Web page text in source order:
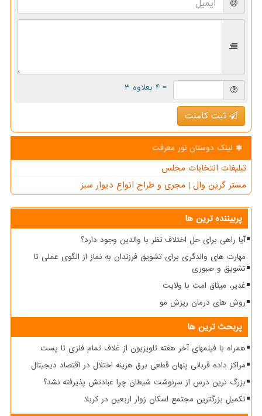
= ۴ بعلاوه ۳
ثبت کامنت
لینک دوستان نور معرفت
تبلیغات انتخابات مجلس
مستر گرین وال | مجری و طراح انواع دیوار سبز
پربیننده ترین ها
آیا راهی برای حل اختلاف نظر با والدین وجود دارد؟
مهارت های والدگری برای تشویق فرزندان به نماز از الگوی عملی تا
تشویق و صبوری
غدیر، میثاق امت با ولایت
روش های درمان ریزش مو
پربحث ترین ها
همراه با فیلمهای آخر هفته تلویزیون از غلاف تمام فلزی تا پست
مراکز داده قربانی پنهان قطعی برق هزینه اختلال در اقتصاد دیجیتال
بزرگ ترین درس از سرنوشت شیطان چرا عبادتش پذیرفته نشد؟
تکمیل بزرگترین مجتمع اسکان زوار اربعین در کربلا